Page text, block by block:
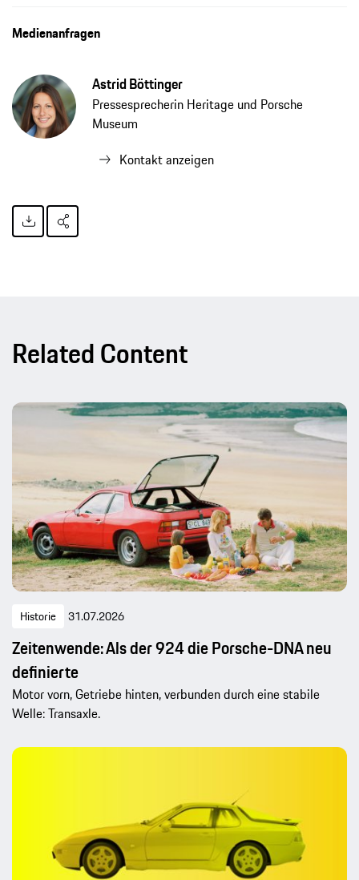
Medienanfragen
Astrid Böttinger
Pressesprecherin Heritage und Porsche
Museum
Kontakt anzeigen
Related Content
Historie 31.07.2026
Zeitenwende: Als der 924 die Porsche-DNA neu
definierte
Motor vorn, Getriebe hinten, verbunden durch eine stabile
Welle: Transaxle.